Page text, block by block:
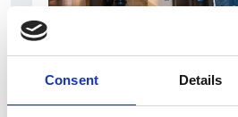
Consent Details
5 Agosto 2026
Il commercio retail continua
dinamica